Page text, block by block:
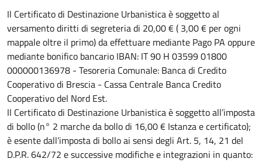
Il Certificato di Destinazione Urbanistica è soggetto al
versamento diritti di segreteria di 20,00 € ( 3,00 € per ogni
mappale oltre il primo) da effettuare mediante Pago PA oppure
mediante bonifico bancario IBAN: IT 90 H 03599 01800
000000136978 - Tesoreria Comunale: Banca di Credito
Cooperativo di Brescia - Cassa Centrale Banca Credito
Cooperativo del Nord Est.
Il Certificato di Destinazione Urbanistica è soggetto all’imposta
di bollo (n° 2 marche da bollo di 16,00 € Istanza e certificato);
è esente dall’imposta di bollo ai sensi degli Art. 5, 14, 21 del
D.P.R. 642/72 e successive modifiche e integrazioni in quanto: